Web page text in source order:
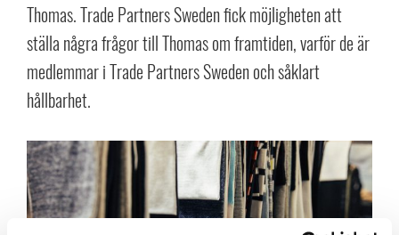
Thomas. Trade Partners Sweden fick möjligheten att
ställa några frågor till Thomas om framtiden, varför de är
medlemmar i Trade Partners Sweden och såklart
hållbarhet.